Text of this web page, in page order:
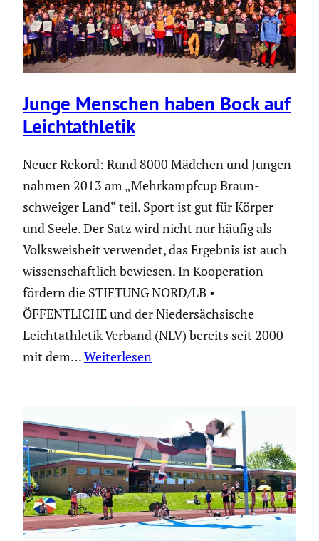
Junge Menschen haben Bock auf
Leicht­ath­letik
Neuer Rekord: Rund 8000 Mädchen und Jungen
nahmen 2013 am „Mehrkampfcup Braun­
schweiger Land“ teil. Sport ist gut für Körper
und Seele. Der Satz wird nicht nur häufig als
Volks­weis­heit verwendet, das Ergebnis ist auch
wissen­schaft­lich bewiesen. In Koope­ra­tion
fördern die STIFTUNG NORD/LB •
ÖFFENTLICHE und der Nieder­säch­si­sche
Leicht­ath­letik Verband (NLV) bereits seit 2000
mit dem…Weiterlesen